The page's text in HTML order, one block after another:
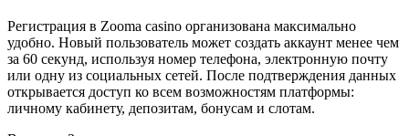
Регистрация в Zooma casino организована максимально
удобно. Новый пользователь может создать аккаунт менее чем
за 60 секунд, используя номер телефона, электронную почту
или одну из социальных сетей. После подтверждения данных
открывается доступ ко всем возможностям платформы:
личному кабинету, депозитам, бонусам и слотам.